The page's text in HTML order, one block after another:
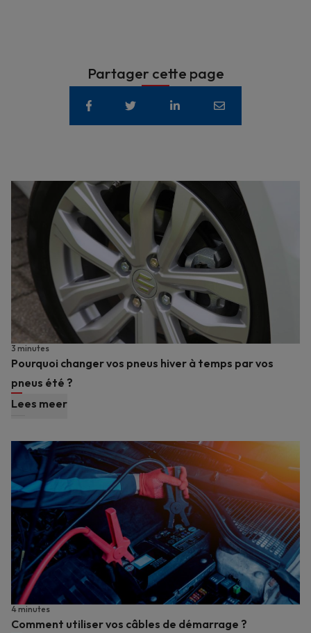
Partager cette page
Pourquoi changer vos pneus hiver à temps par vos
pneus été ?
3 minutes
Lees meer
Comment utiliser vos câbles de démarrage ?
4 minutes